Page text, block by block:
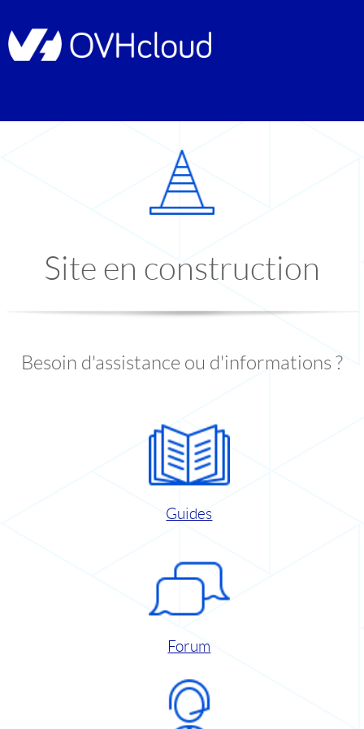
Site en construction
Besoin d'assistance ou d'informations ?
Guides
Forum